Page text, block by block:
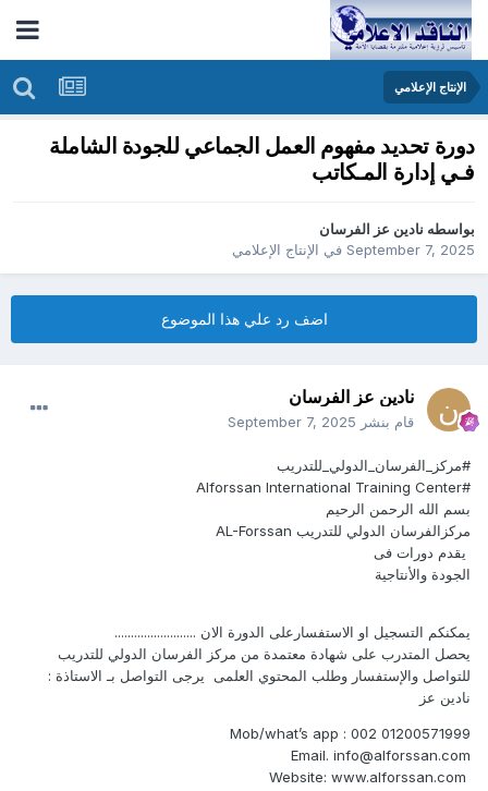
الإنتاج الإعلامي
دورة تحديد مفهوم العمل الجماعي للجودة الشاملة
فـي إدارة المـكاتب
بواسطهنادين عز الفرسان
September 7, 2025في الإنتاج الإعلامي
اضف رد علي هذا الموضوع
نادين عز الفرسان
قام بنشر September 7, 2025
#مركز_الفرسان_الدولي_للتدريب
#Alforssan International Training Center
بسم الله الرحمن الرحيم
مركزالفرسان الدولي للتدريب AL-Forssan
يقدم دورات فى
الجودة والأنتاجية
يمكنكم التسجيل او الاستفسارعلى الدورة الان .........................
يحصل المتدرب على شهادة معتمدة من مركز الفرسان الدولي للتدريب
للتواصل والإستفسار وطلب المحتوي العلمى يرجى التواصل بـ الاستاذة :
نادين عز
Mob/what’s app : 002 01200571999
Email. info@alforssan.com